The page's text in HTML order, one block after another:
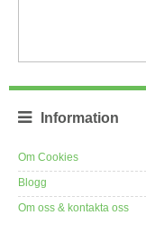
Information
Om Cookies
Blogg
Om oss & kontakta oss